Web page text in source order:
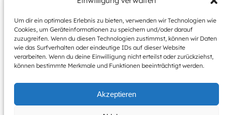
Um dir ein optimales Erlebnis zu bieten, verwenden wir Technologien wie
Cookies, um Geräteinformationen zu speichern und/oder darauf
zuzugreifen. Wenn du diesen Technologien zustimmst, können wir Daten
wie das Surfverhalten oder eindeutige IDs auf dieser Website
verarbeiten. Wenn du deine Einwilligung nicht erteilst oder zurückziehst,
können bestimmte Merkmale und Funktionen beeinträchtigt werden.
Akzeptieren
www.hand.at
Bauträger